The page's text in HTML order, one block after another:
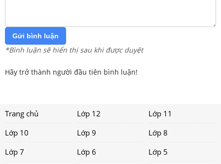
Gửi bình luận
*Bình luận sẽ hiển thị sau khi được duyệt
Hãy trở thành người đầu tiên bình luận!
Trang chủ Lớp 12
Lớp 11
Lớp 10
Lớp 9
Lớp 8
Lớp 7
Lớp 6 Lớp 5